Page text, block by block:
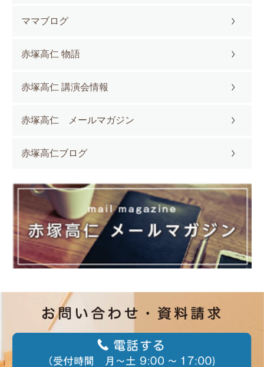
ママブログ
赤塚高仁 物語
赤塚高仁 講演会情報
赤塚高仁 メールマガジン
赤塚高仁ブログ